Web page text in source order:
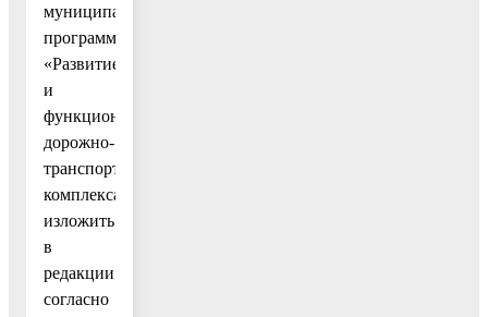
муниципальной
программы
«Развитие
и
функционирование
дорожно-
транспортного
комплекса»
изложить
в
редакции
согласно